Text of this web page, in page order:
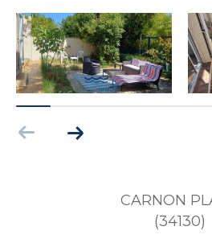
CARNON
(34130)